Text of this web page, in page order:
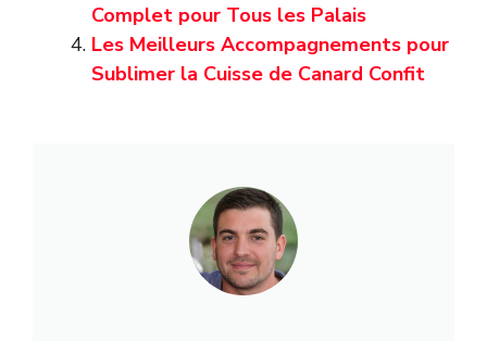
Complet pour Tous les Palais
Les Meilleurs Accompagnements pour
Sublimer la Cuisse de Canard Confit